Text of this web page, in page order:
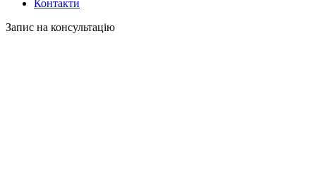
Контакти
Запис на консультацію